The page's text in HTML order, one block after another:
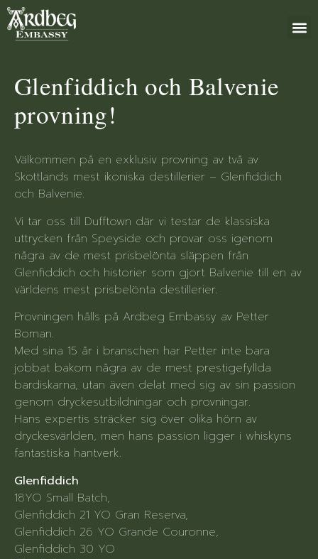
Glenfiddich och Balvenie
provning!
Välkommen på en exklusiv provning av två av
Skottlands mest ikoniska destillerier – Glenfiddich
och Balvenie.
Vi tar oss till Dufftown där vi testar de klassiska
uttrycken från Speyside och provar oss igenom
några av de mest prisbelönta släppen från
Glenfiddich och historier som gjort Balvenie till en av
världens mest prisbelönta destillerier.
Provningen hålls på Ardbeg Embassy av Petter
Boman.
Med sina 15 år i branschen har Petter inte bara
jobbat bakom några av de mest prestigefyllda
bardiskarna, utan även delat med sig av sin passion
genom dryckesutbildningar och provningar.
Hans expertis sträcker sig över olika hörn av
dryckesvärlden, men hans passion ligger i whiskyns
fantastiska hantverk.
Glenfiddich
18YO Small Batch,
Glenfiddich 21 YO Gran Reserva,
Glenfiddich 26 YO Grande Couronne,
Glenfiddich 30 YO